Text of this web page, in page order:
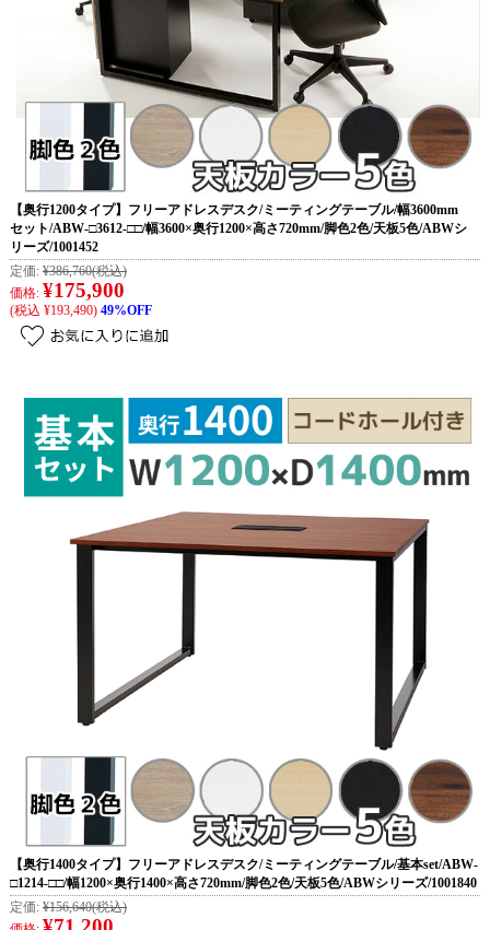
【奥行1200タイプ】フリーアドレスデスク/ミーティングテーブル/幅3600mm
セット/ABW-□3612-□□/幅3600×奥行1200×高さ720mm/脚色2色/天板5色/ABWシ
リーズ/1001452
定価: ¥386,760(税込)
価格: ¥175,900
(税込 ¥193,490) 49%OFF
【奥行1400タイプ】フリーアドレスデスク/ミーティングテーブル/基本set/ABW-
□1214-□□/幅1200×奥行1400×高さ720mm/脚色2色/天板5色/ABWシリーズ/1001840
定価: ¥156,640(税込)